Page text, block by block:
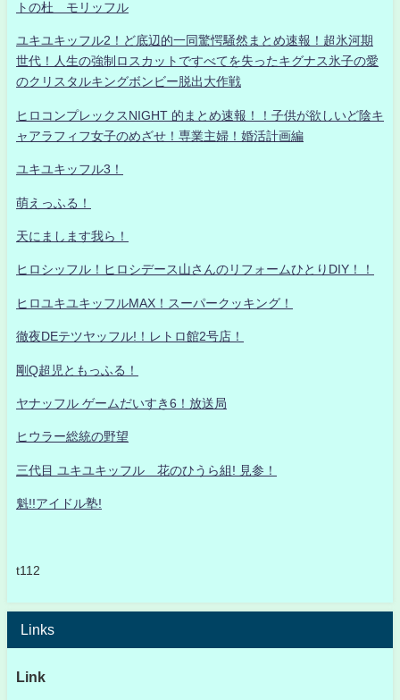
トの杜 モリッフル
ユキユキッフル2！ど底辺的一同驚愕騒然まとめ速報！超氷河期
世代！人生の強制ロスカットですべてを失ったキグナス氷子の愛
のクリスタルキングボンビー脱出大作戦
ヒロコンプレックスNIGHT 的まとめ速報！！子供が欲しいど陰キ
ャアラフィフ女子のめざせ！専業主婦！婚活計画編
ユキユキッフル3！
萌えっふる！
天にまします我ら！
ヒロシッフル！ヒロシデース山さんのリフォームひとりDIY！！
ヒロユキユキッフルMAX！スーパークッキング！
徹夜DEテツヤッフル!！レトロ館2号店！
剛Q超児ともっふる！
ヤナッフル ゲームだいすき6！放送局
ヒウラー総統の野望
三代目 ユキユキッフル 花のひうら組! 見参！
魁!!アイドル塾!
t112
Links
Link